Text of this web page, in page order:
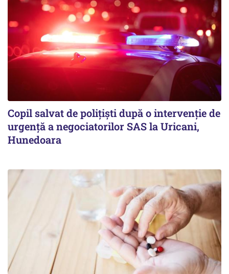
Copil salvat de polițiști după o intervenție de
urgență a negociatorilor SAS la Uricani,
Hunedoara